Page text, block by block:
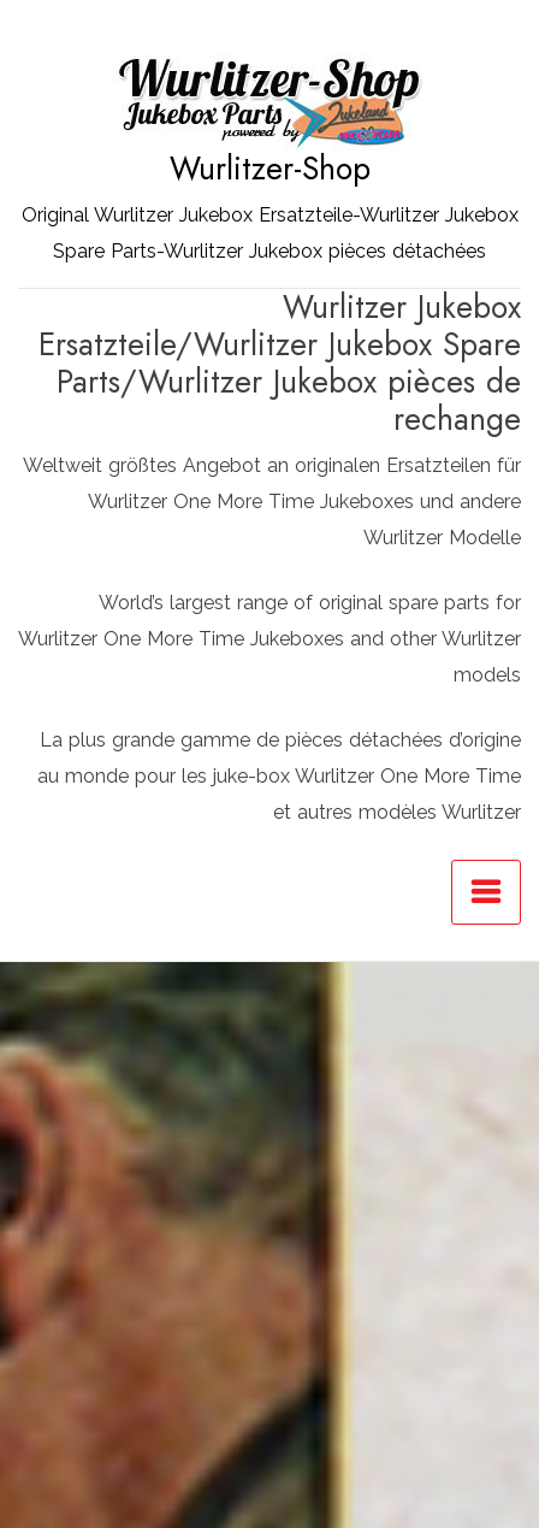
Wurlitzer-Shop
Original Wurlitzer Jukebox Ersatzteile-Wurlitzer Jukebox
Spare Parts-Wurlitzer Jukebox pièces détachées
Wurlitzer Jukebox
Ersatzteile/Wurlitzer Jukebox Spare
Parts/Wurlitzer Jukebox pièces de
rechange
Weltweit größtes Angebot an originalen Ersatzteilen für
Wurlitzer One More Time Jukeboxes und andere
Wurlitzer Modelle
World’s largest range of original spare parts for
Wurlitzer One More Time Jukeboxes and other Wurlitzer
models
La plus grande gamme de pièces détachées d’origine
au monde pour les juke-box Wurlitzer One More Time
et autres modèles Wurlitzer